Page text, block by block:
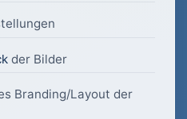
der Bilder
Branding/Layout der